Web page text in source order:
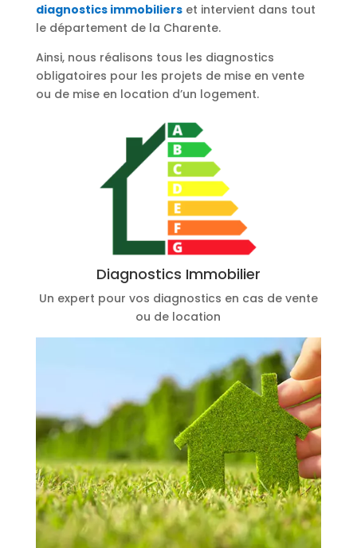
diagnostics immobilierset intervient dans tout
le département de la Charente.
Ainsi, nous réalisons tous les diagnostics
obligatoires pour les projets de mise en vente
ou de mise en location d’un logement.
Diagnostics Immobilier
Un expert pour vos diagnostics en cas de vente
ou de location